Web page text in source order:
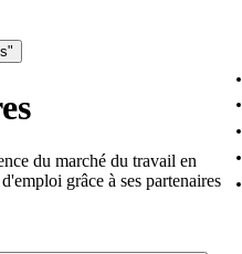
du marché du travail en
grâce à ses partenaires